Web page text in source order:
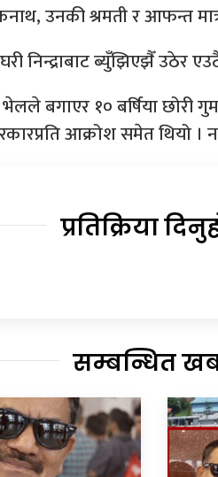
उनकी श्रमती र आफन्त
निन्द्राबाट ब्युँझिएझैँ उठेर
बगाएर १० बर्षिया छोरी
आक्रोश समेत थियो ।
प्रतिक्रिया
सम्बन्धित